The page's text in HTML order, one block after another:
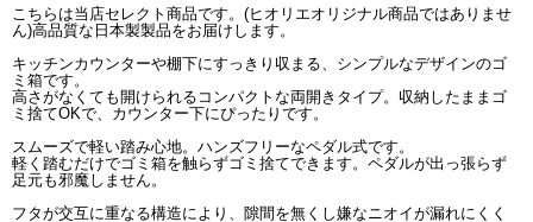
こちらは当店セレクト商品です。(ヒオリエオリジナル商品ではありませ
ん)高品質な日本製製品をお届けします。
キッチンカウンターや棚下にすっきり収まる、シンプルなデザインのゴ
ミ箱です。
高さがなくても開けられるコンパクトな両開きタイプ。収納したままゴ
ミ捨てOKで、カウンター下にぴったりです。
スムーズで軽い踏み心地。ハンズフリーなペダル式です。
軽く踏むだけでゴミ箱を触らずゴミ捨てできます。ペダルが出っ張らず
足元も邪魔しません。
フタが交互に重なる構造により、隙間を無くし嫌なニオイが漏れにくく